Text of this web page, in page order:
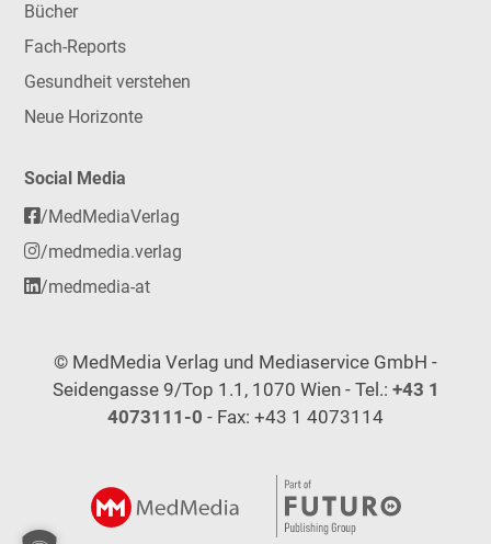
Bücher
Fach-Reports
Gesundheit verstehen
Neue Horizonte
Social Media
/MedMediaVerlag
/medmedia.verlag
/medmedia-at
© MedMedia Verlag und Mediaservice GmbH -
Seidengasse 9/Top 1.1, 1070 Wien - Tel.: +43 1
4073111-0 - Fax: +43 1 4073114